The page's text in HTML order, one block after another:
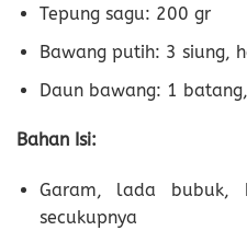
Tepung sagu: 200 gr
Bawang putih: 3 siung,
Daun bawang: 1
Bahan Isi:
Garam, lada bubuk,
secukupnya